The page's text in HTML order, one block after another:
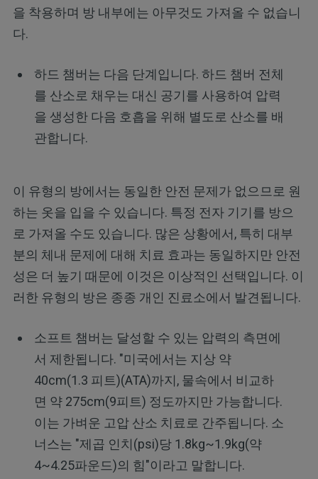
을 착용하며 방 내부에는 아무것도 가져올 수 없습니
다.
하드 챔버는 다음 단계입니다. 하드 챔버 전체
를 산소로 채우는 대신 공기를 사용하여 압력
을 생성한 다음 호흡을 위해 별도로 산소를 배
관합니다.
이 유형의 방에서는 동일한 안전 문제가 없으므로 원
하는 옷을 입을 수 있습니다. 특정 전자 기기를 방으
로 가져올 수도 있습니다. 많은 상황에서, 특히 대부
분의 체내 문제에 대해 치료 효과는 동일하지만 안전
성은 더 높기 때문에 이것은 이상적인 선택입니다. 이
러한 유형의 방은 종종 개인 진료소에서 발견됩니다.
소프트 챔버는 달성할 수 있는 압력의 측면에
서 제한됩니다. "미국에서는 지상 약
40cm(1.3 피트)(ATA)까지, 물속에서 비교하
면 약 275cm(9피트) 정도까지만 가능합니다.
이는 가벼운 고압 산소 치료로 간주됩니다. 소
너스는 "제곱 인치(psi)당 1.8kg~1.9kg(약
4~4.25파운드)의 힘"이라고 말합니다.